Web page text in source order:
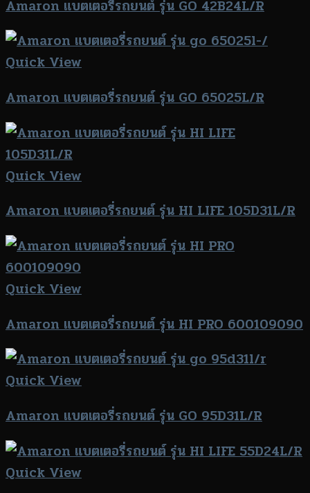
Amaron แบตเตอรี่รถยนต์ รุ่น GO 42B24L/R
Quick View
Amaron แบตเตอรี่รถยนต์ รุ่น GO 65025L/R
Quick View
Amaron แบตเตอรี่รถยนต์ รุ่น HI LIFE 105D31L/R
Quick View
Amaron แบตเตอรี่รถยนต์ รุ่น HI PRO 600109090
Quick View
Amaron แบตเตอรี่รถยนต์ รุ่น GO 95D31L/R
Quick View